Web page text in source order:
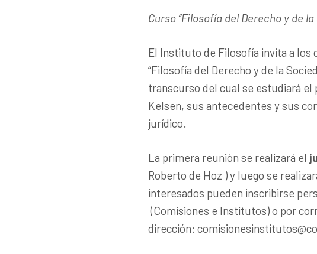
Curso “Filosofía del Derecho y de
El Instituto de Filosofía invita a los
“Filosofía del Derecho y de la
transcurso del cual se estudiará el
Kelsen, sus antecedentes y sus
jurídico.
La primera reunión se realizará el
Roberto de Hoz ) y luego se
interesados pueden inscribirse
(Comisiones e Institutos) o por
dirección: